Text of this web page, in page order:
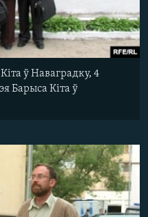
ў Наваградку, 4
Барыса Кіта ў